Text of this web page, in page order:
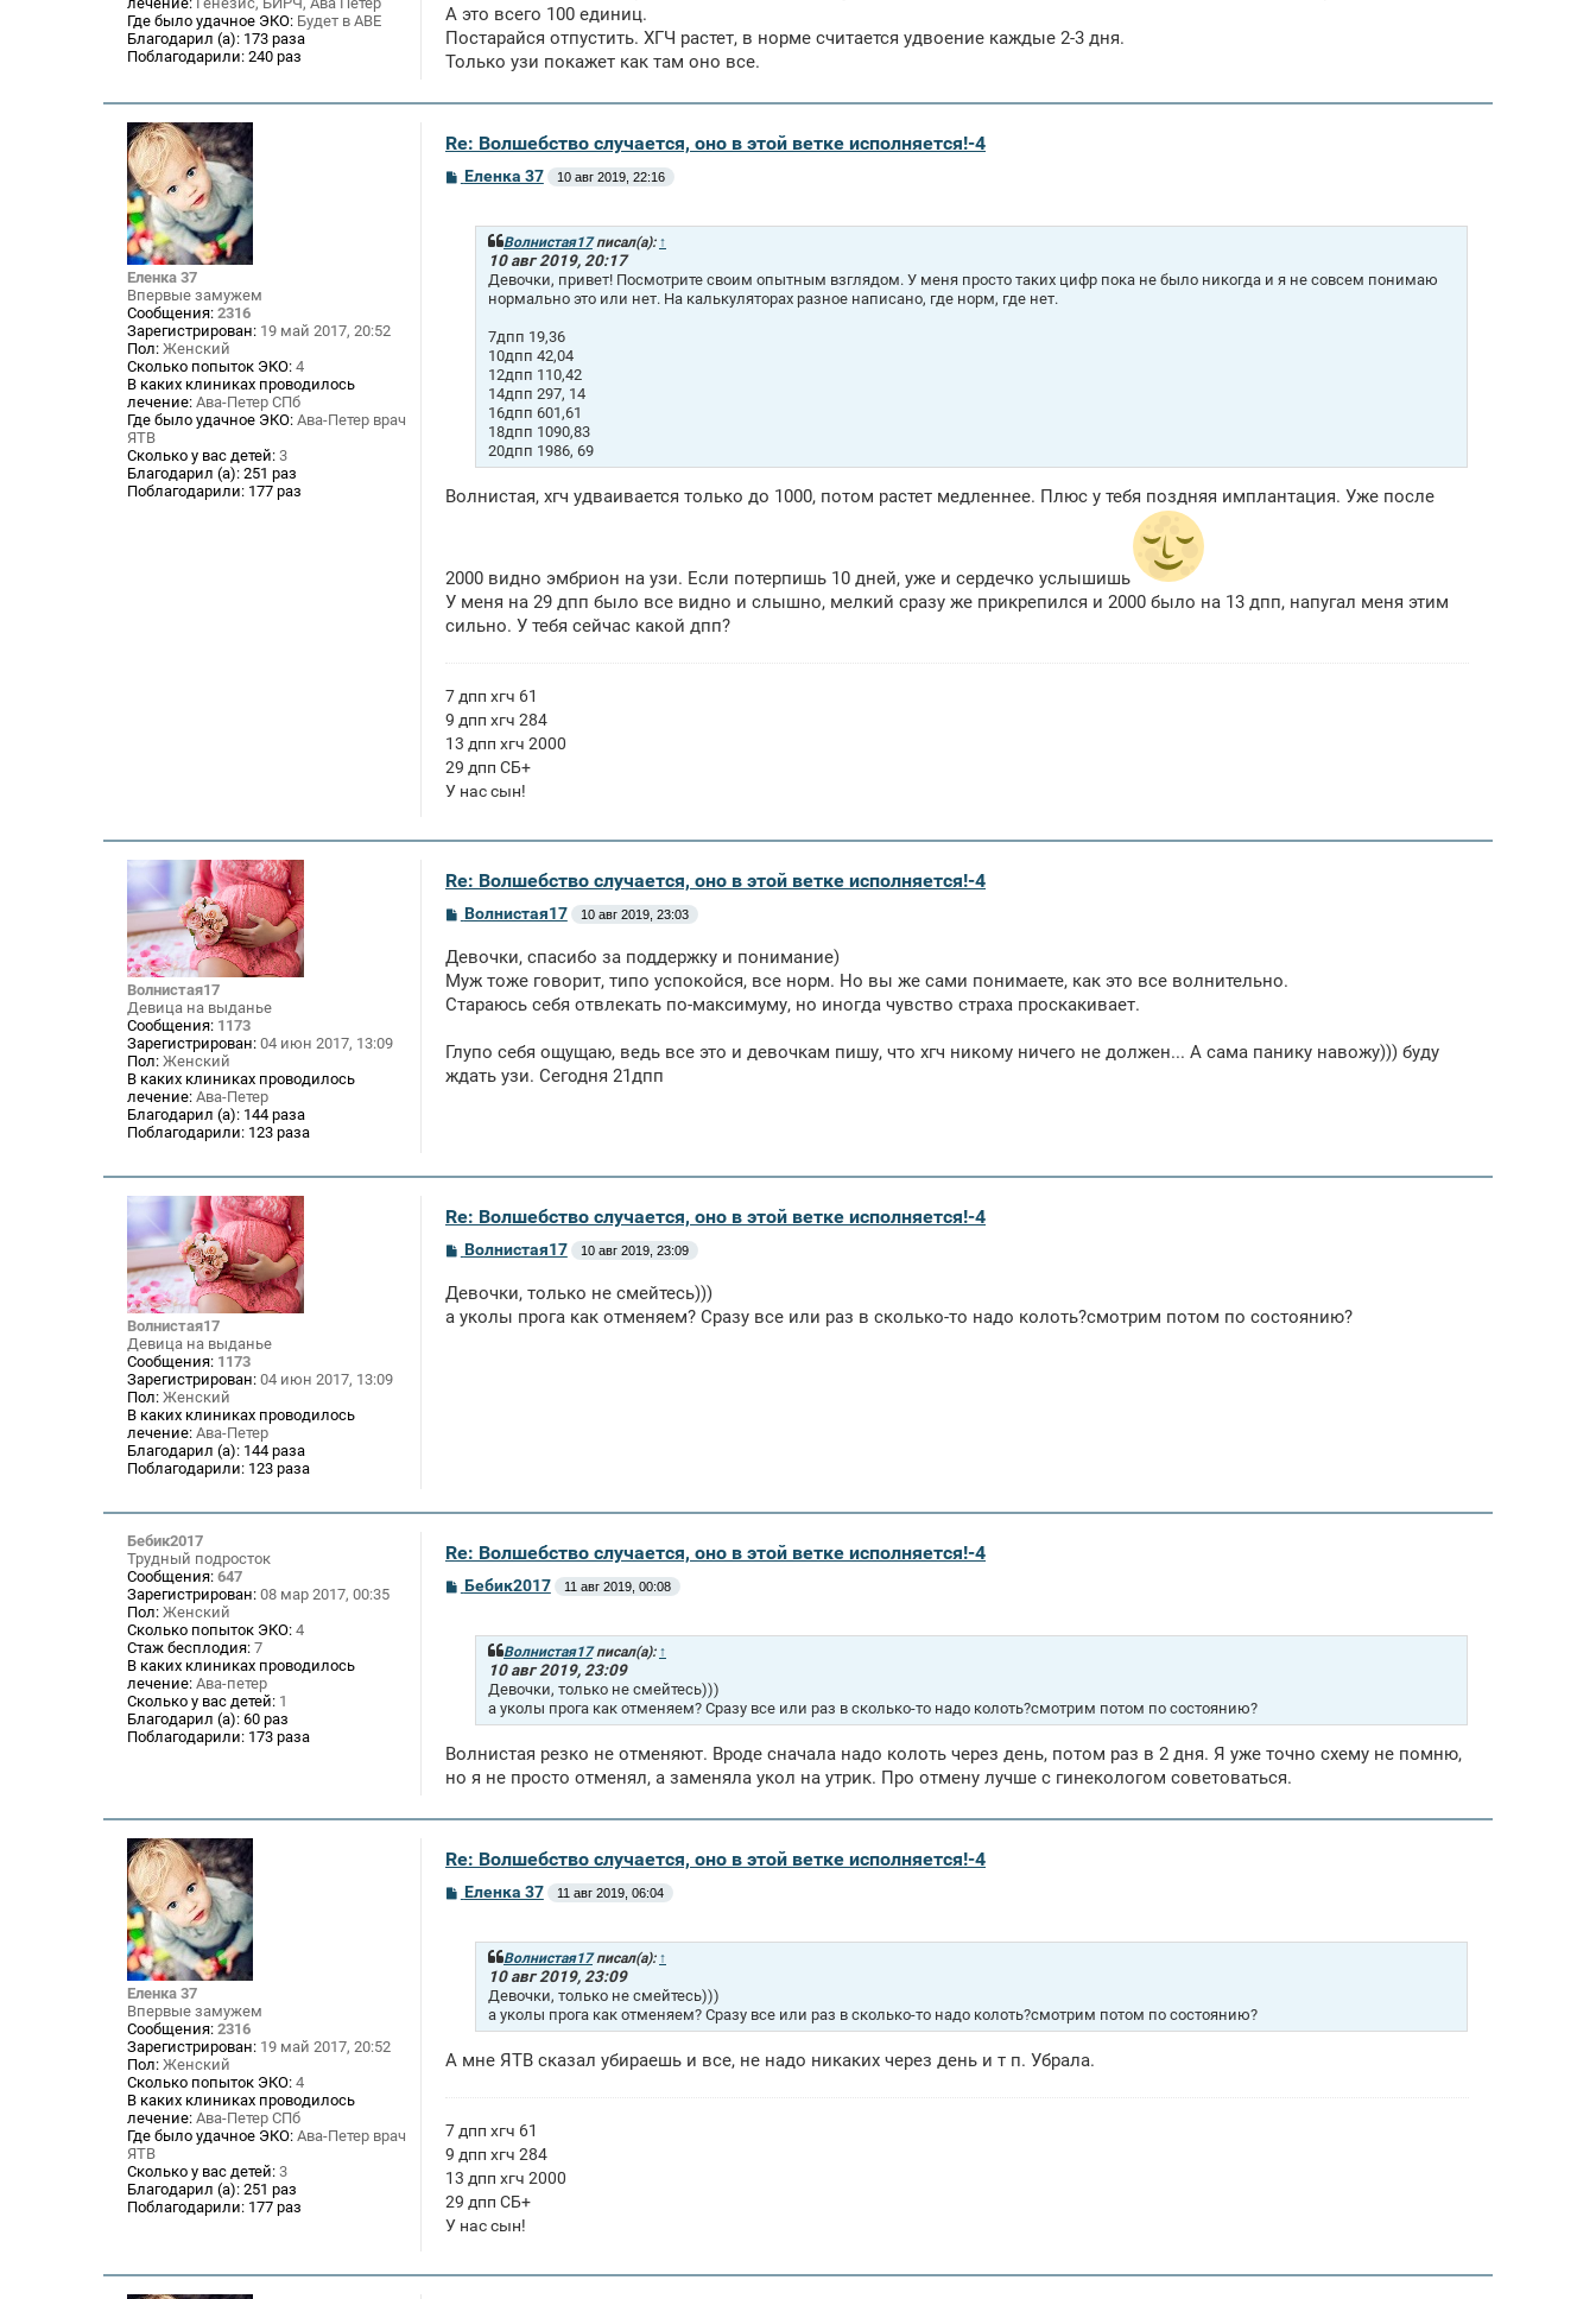
Где было удачное ЭКО: Будет в АВЕ
Благодарил (а): 173 раза
Поблагодарили: 240 раз
н
и
А это всего 100 единиц.
Постарайся отпустить. ХГЧ растет, в норме считается удвоение каждые 2-3 дня.
Только узи покажет как там оно все.
Еленка 37
Впервые замужем
Сообщения: 2316
Зарегистрирован: 19 май 2017, 20:52
Пол: Женский
Сколько попыток ЭКО: 4
В каких клиниках проводилось
лечение: Ава-Петер СПб
Где было удачное ЭКО: Ава-Петер врач
ЯТВ
Сколько у вас детей: 3
Благодарил (а): 251 раз
Поблагодарили: 177 раз
Re: Волшебство случается, оно в этой ветке исполняется!-4
СЕленка 37 10 авг 2019, 22:16
Волнистая17писал(а): ↑
10 авг 2019, 20:17
Девочки, привет! Посмотрите своим опытным взглядом. У меня просто таких цифр пока не было никогда и я не совсем понимаю
нормально это или нет. На калькуляторах разное написано, где норм, где нет.
7дпп 19,36
10дпп 42,04
12дпп 110,42
14дпп 297, 14
16дпп 601,61
18дпп 1090,83
20дпп 1986, 69
Волнистая, хгч удваивается только до 1000, потом растет медленнее. Плюс у тебя поздняя имплантация. Уже после
2000 видно эмбрион на узи. Если потерпишь 10 дней, уже и сердечко услышишь
У меня на 29 дпп было все видно и слышно, мелкий сразу же прикрепился и 2000 было на 13 дпп, напугал меня этим
сильно. У тебя сейчас какой дпп?
7 дпп хгч 61
9 дпп хгч 284
13 дпп хгч 2000
29 дпп СБ+
У нас сын!
Волнистая17
Девица на выданье
Сообщения: 1173
Зарегистрирован: 04 июн 2017, 13:09
Пол: Женский
В каких клиниках проводилось
лечение: Ава-Петер
Благодарил (а): 144 раза
Поблагодарили: 123 раза
Re: Волшебство случается, оно в этой ветке исполняется!-4
С
б
щ
е
н
Волнистая17 10 авг 2019, 23:03
Девочки, спасибо за поддержку и понимание)
Муж тоже говорит, типо успокойся, все норм. Но вы же сами понимаете, как это все волнительно.
Стараюсь себя отвлекать по-максимуму, но иногда чувство страха проскакивает.
Глупо себя ощущаю, ведь все это и девочкам пишу, что хгч никому ничего не должен... А сама панику навожу))) буду
ждать узи. Сегодня 21дпп
Волнистая17
Девица на выданье
Сообщения: 1173
Зарегистрирован: 04 июн 2017, 13:09
Пол: Женский
В каких клиниках проводилось
лечение: Ава-Петер
Благодарил (а): 144 раза
Поблагодарили: 123 раза
Re: Волшебство случается, оно в этой ветке исполняется!-4
С
б
щ
е
Волнистая17 10 авг 2019, 23:09
Девочки, только не смейтесь)))
а уколы прога как отменяем? Сразу все или раз в сколько-то надо колоть?смотрим потом по состоянию?
Бебик2017
Трудный подросток
Сообщения: 647
Зарегистрирован: 08 мар 2017, 00:35
Пол: Женский
Сколько попыток ЭКО: 4
Стаж бесплодия: 7
В каких клиниках проводилось
лечение: Ава-петер
Сколько у вас детей: 1
Благодарил (а): 60 раз
Поблагодарили: 173 раза
Re: Волшебство случается, оно в этой ветке исполняется!-4
СБебик2017 11 авг 2019, 00:08
Волнистая17писал(а): ↑
10 авг 2019, 23:09
Девочки, только не смейтесь)))
а уколы прога как отменяем? Сразу все или раз в сколько-то надо колоть?смотрим потом по состоянию?
Волнистая резко не отменяют. Вроде сначала надо колоть через день, потом раз в 2 дня. Я уже точно схему не помню,
но я не просто отменял, а заменяла укол на утрик. Про отмену лучше с гинекологом советоваться.
Еленка 37
Впервые замужем
Сообщения: 2316
Зарегистрирован: 19 май 2017, 20:52
Пол: Женский
Сколько попыток ЭКО: 4
В каких клиниках проводилось
лечение: Ава-Петер СПб
Где было удачное ЭКО: Ава-Петер врач
ЯТВ
Сколько у вас детей: 3
Благодарил (а): 251 раз
Поблагодарили: 177 раз
Re: Волшебство случается, оно в этой ветке исполняется!-4
СЕленка 37 11 авг 2019, 06:04
Волнистая17писал(а): ↑
10 авг 2019, 23:09
Девочки, только не смейтесь)))
а уколы прога как отменяем? Сразу все или раз в сколько-то надо колоть?смотрим потом по состоянию?
А мне ЯТВ сказал убираешь и все, не надо никаких через день и т п. Убрала.
7 дпп хгч 61
9 дпп хгч 284
13 дпп хгч 2000
29 дпп СБ+
У нас сын!